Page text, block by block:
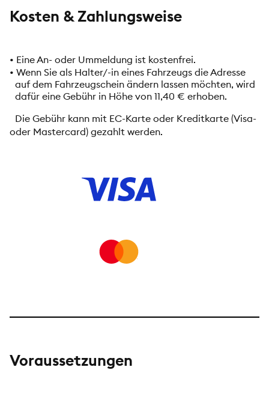
Kosten & Zahlungsweise
• Eine An- oder Ummeldung ist kostenfrei.
• Wenn Sie als Halter/-in eines Fahrzeugs die Adresse
auf dem Fahrzeugschein ändern lassen möchten, wird
dafür eine Gebühr in Höhe von 11,40 € erhoben.
Die Gebühr kann mit EC-Karte oder Kreditkarte (Visa-
oder Mastercard) gezahlt werden.
Voraussetzungen